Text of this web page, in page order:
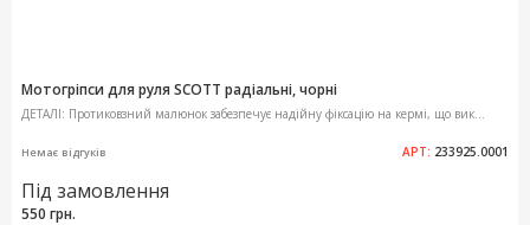
Мотогріпси для руля SCOTT радіальні, чорні
ДЕТАЛІ: Протиковзний малюнок забезпечує надійну фіксацію на кермі, що вик...
Немає відгуків АРТ: 233925.0001
Під замовлення
550 грн.